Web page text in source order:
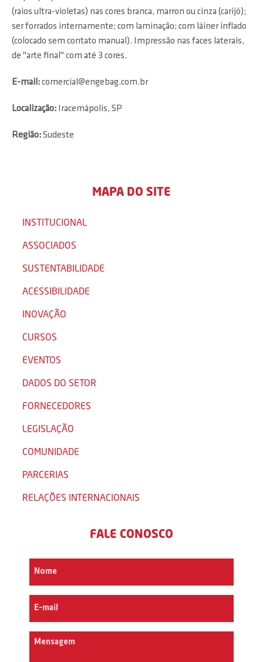
(raios ultra-violetas) nas cores branca, marron ou cinza (carijó);
ser forrados internamente; com laminação; com láiner inflado
(colocado sem contato manual). Impressão nas faces laterais,
de "arte final" com até 3 cores.
E-mail:comercial@engebag.com.br
Localização: Iracemápolis, SP
Região:Sudeste
MAPA DO SITE
INSTITUCIONAL
ASSOCIADOS
SUSTENTABILIDADE
ACESSIBILIDADE
INOVAÇÃO
CURSOS
EVENTOS
DADOS DO SETOR
FORNECEDORES
LEGISLAÇÃO
COMUNIDADE
PARCERIAS
RELAÇÕES INTERNACIONAIS
FALE CONOSCO